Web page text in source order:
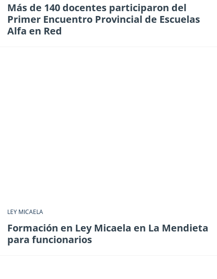
Más de 140 docentes participaron del
Primer Encuentro Provincial de Escuelas
Alfa en Red
LEY MICAELA
Formación en Ley Micaela en La Mendieta
para funcionarios